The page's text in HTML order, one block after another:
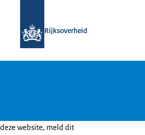
Rijksoverheid
website, meld dit